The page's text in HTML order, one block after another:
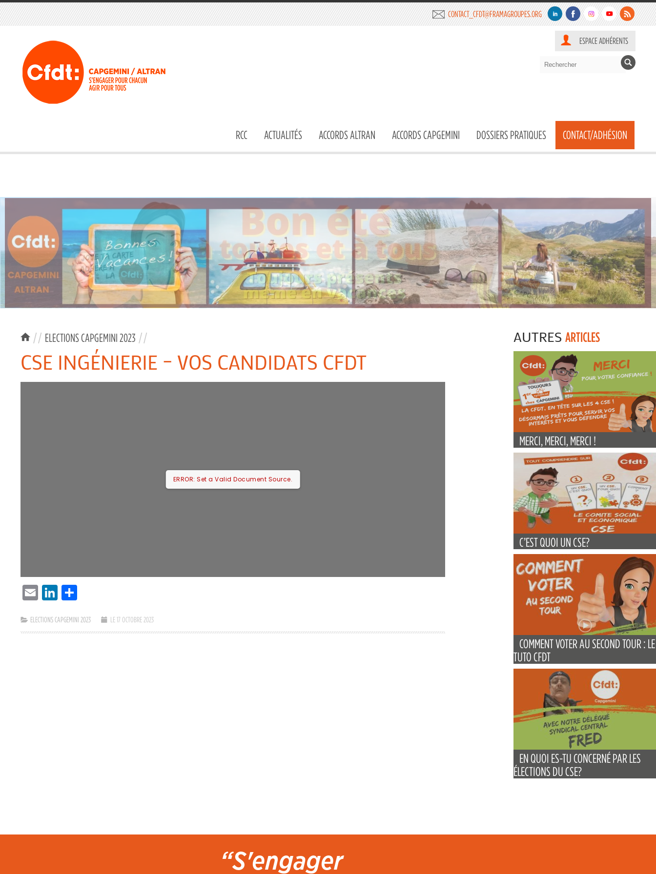
CONTACT_CFDT@FRAMAGROUPES.ORG
ESPACE ADHÉRENTS
RCC ACTUALITÉS ACCORDS ALTRAN ACCORDS CAPGEMINI DOSSIERS PRATIQUES CONTACT/ADHÉSION
// ELECTIONS CAPGEMINI 2023 //
CSE INGÉNIERIE – VOS CANDIDATS CFDT
ERROR: Set a Valid Document Source.
EMAIL LINKEDIN
ELECTIONS CAPGEMINI 2023 LE 17 OCTOBRE 2023
AUTRES ARTICLES
MERCI, MERCI, MERCI !
C’EST QUOI UN CSE?
COMMENT VOTER AU SECOND TOUR : LE
TUTO CFDT
EN QUOI ES-TU CONCERNÉ PAR LES
ÉLECTIONS DU CSE?
“S'engager